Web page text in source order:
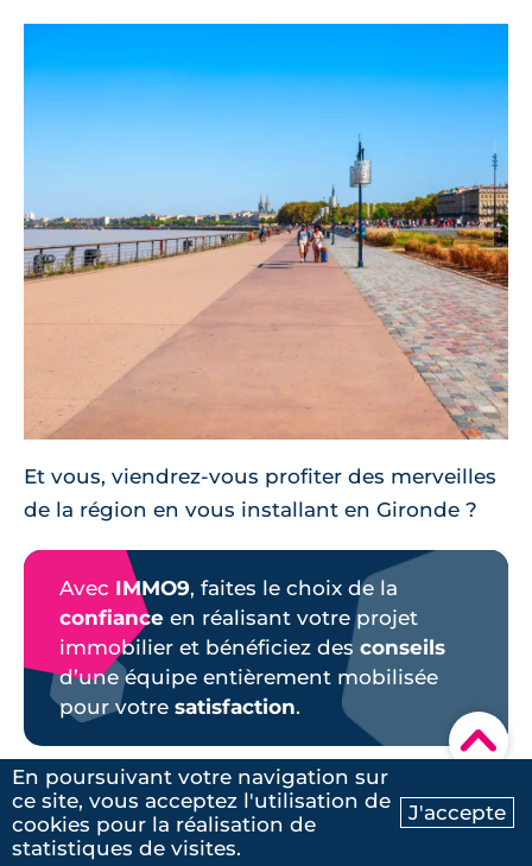
Ma recherche Contactez-nous
▾
Et vous, viendrez-vous profiter des merveilles
de la région en vous installant en Gironde ?
Avec IMMO9, faites le choix de la
confiance en réalisant votre projet
immobilier et bénéficiez des conseils
d’une équipe entièrement mobilisée
pour votre satisfaction.
Contactez-nous
En poursuivant votre navigation sur
ce site, vous acceptez l'utilisation de
cookies pour la réalisation de
statistiques de visites.
J'accepte